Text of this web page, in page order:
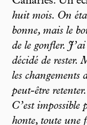
huit mois. On
bonne, mais le
de le gonfler.
décidé de rester.
les changements
peut-être
C’est impossible
honte, toute une